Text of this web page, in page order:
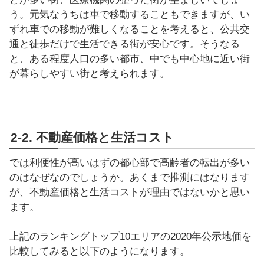
う。元気なうちは車で移動することもできますが、い
ずれ車での移動が難しくなることを考えると、公共交
通と徒歩だけで生活できる街が安心です。そうなる
と、ある程度人口の多い都市、中でも中心地に近い街
が暮らしやすい街と考えられます。
2-2. 不動産価格と生活コスト
では利便性が高いはずの都心部で高齢者の転出が多い
のはなぜなのでしょうか。あくまで推測にはなります
が、不動産価格と生活コストが理由ではないかと思い
ます。
上記のランキングトップ10エリアの2020年公示地価を
比較してみると以下のようになります。